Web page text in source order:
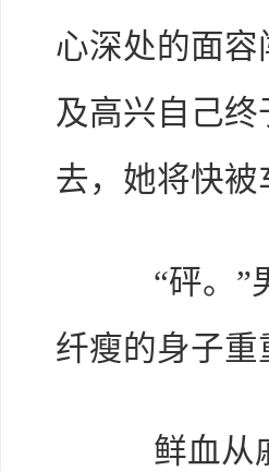
心深处的面
及高兴自己
去，她将快
“砰。”男
纤瘦的身子
鲜血从戚